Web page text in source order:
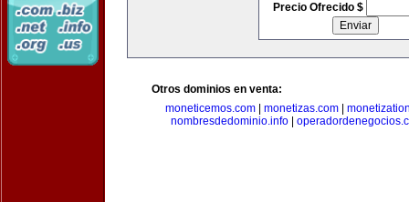
Precio Ofrecido $
Otros dominios en venta:
moneticemos.com
monetizas.com
nombresdedominio.info|